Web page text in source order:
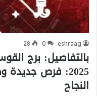
eshraag
0
28
2025: فرص
النجاح